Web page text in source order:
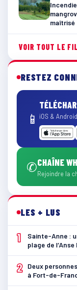
maîtrisé
VOIR TOUT LE
RESTEZ
📱 iOS & Android
✆CHAÎNE
Rejoindre la
LES + LUS
1
Sainte-Anne :
plage de
2
Deux
à Fort-de-